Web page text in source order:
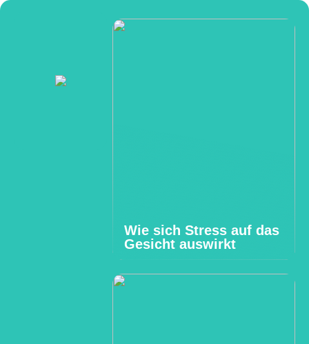
Wie sich Stress auf das
Gesicht auswirkt